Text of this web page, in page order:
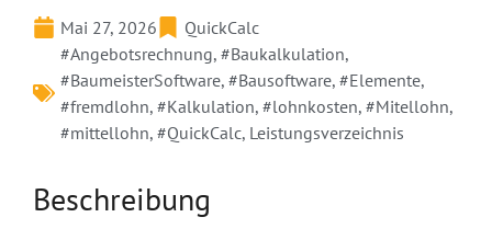
Mai 27, 2026
QuickCalc
#Angebotsrechnung, #Baukalkulation,
#BaumeisterSoftware, #Bausoftware, #Elemente,
#fremdlohn, #Kalkulation, #lohnkosten, #Mitellohn,
#mittellohn, #QuickCalc, Leistungsverzeichnis
Beschreibung